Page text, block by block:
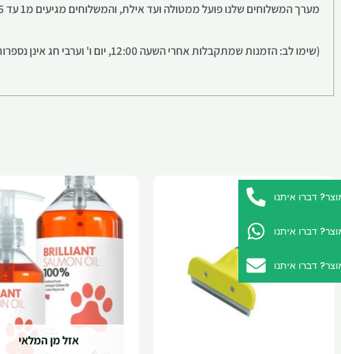
מערך המשלוחים שלנו פועל ממטולה ועד אילת, והמשלוחים מגיעים מ1 עד 5 ימי עסקים *ברוב חלקי הארץ
(שימו לב: הזמנות שמתקבלות אחרי השעה 12:00, יום ו' וערבי חג אינן נספרות כיום עסקים למשלוח).
אזל מן המלאי
דברו איתנו
דברו איתנו
דברו איתנו